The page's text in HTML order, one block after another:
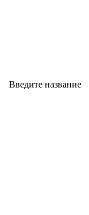
Введите название